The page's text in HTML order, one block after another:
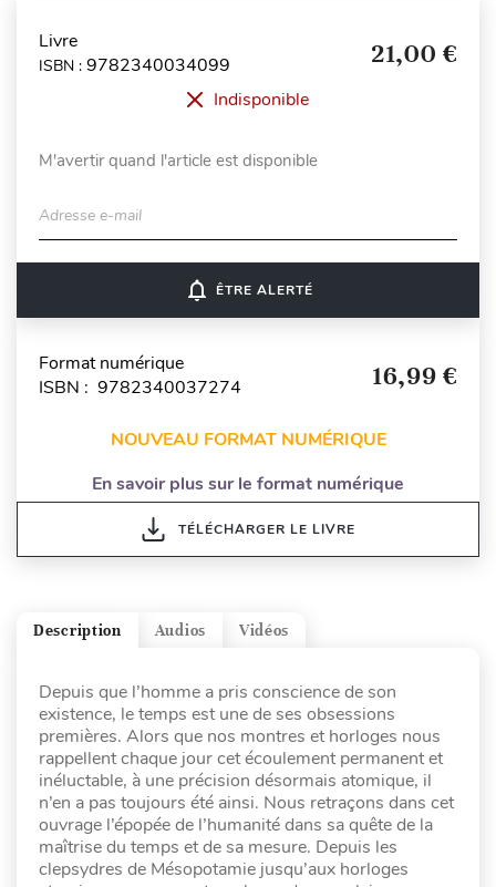
Livre
ISBN : 9782340034099 21,00 €
Indisponible
M'avertir quand l'article est disponible
Adresse e-mail
notifications_none ÊTRE ALERTÉ
Format numérique
ISBN : 9782340037274
16,99 €
NOUVEAU FORMAT NUMÉRIQUE
En savoir plus sur le format numérique
TÉLÉCHARGER LE LIVRE
Vidéos
Audios
Description
Depuis que l’homme a pris conscience de son
existence, le temps est une de ses obsessions
premières. Alors que nos montres et horloges nous
rappellent chaque jour cet écoulement permanent et
inéluctable, à une précision désormais atomique, il
n’en a pas toujours été ainsi. Nous retraçons dans cet
ouvrage l’épopée de l’humanité dans sa quête de la
maîtrise du temps et de sa mesure. Depuis les
clepsydres de Mésopotamie jusqu’aux horloges